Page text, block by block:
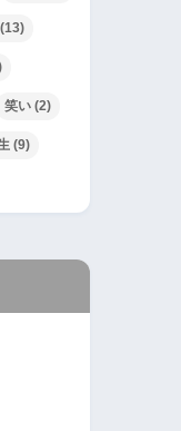
(13)
笑い (2)
(9)